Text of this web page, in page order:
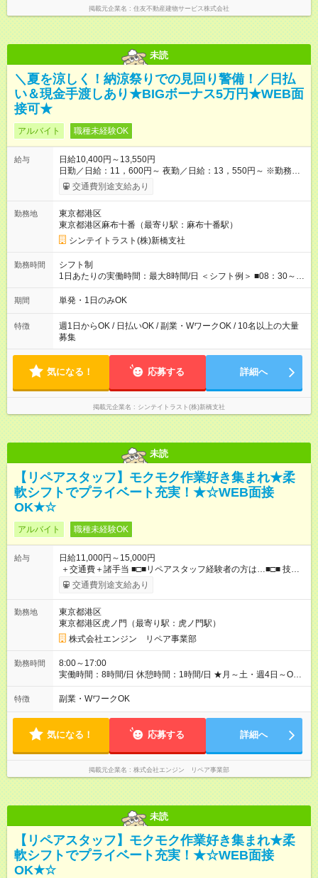
掲載元企業名 住友不動産建物サービス株式会社
未読
＼夏を涼しく！納涼祭りでの見回り警備！／日払
い＆現金手渡しあり★BIGボーナス5万円★WEB面
接可★
アルバイト 職種未経験OK
給与
日給10,400円～13,550円
日勤／日給：11，600円～ 夜勤／日給：13，550円～ ※勤務数
が週2日以下の場合 日勤／日給：10，400円 夜勤／日給：12，
350円 ■交通費別途全額支給 ※規定あり ■支払方法：日払い └日
⇒希望をお聞かせください♪ ■各種資格手当あり ■残業手当あり ■
日給保障あり └早く終わっても”全額”支給！ ----- ≪ 法定研修
≫ 研修時の給与： 日給10，000円×3日間（24時間） ＝研修費
として合計30，000円支給 ＋交通費全額支給 ※規定あり 【試用
期間】試用期間なし
交通費別途支給あり
勤務地
東京都港区
東京都港区麻布十番（最寄り駅：麻布十番駅）
シンテイトラスト(株)新橋支社
勤務時間
シフト制
1日あたりの実働時間：最大8時間/日 ＜シフト例＞ ■08：30～
17：30 ■20：00～翌5：00 など！ 上記時間内で、 実働8時
間・休憩1時間／日
期間 単発・1日のみOK
特徴
週1日からOK / 日払いOK / 副業・WワークOK / 10名以上の大量
募集
気になる！ 応募する 詳細へ
掲載元企業名 シンテイトラスト(株)新橋支社
未読
【リペアスタッフ】モクモク作業好き集まれ★柔
軟シフトでプライベート充実！★☆WEB面接
OK★☆
アルバイト 職種未経験OK
給与
日給11,000円～15,000円
＋交通費＋諸手当 ■□■リペアスタッフ経験者の方は…■□■ 技術
チェック後に日給を決定します！ ・現場数に応じて『日給が1.2
倍』！ ・その他手当により『1.5倍』になることも…！ ・その他
交通費規定支給 ◆残業手当あり ◆子供手当あり ◆宿泊手当あり
(2，000円/1日) ※宿泊を伴う現場の場合 ◆先輩スタッフの給与例
﹋﹋﹋﹋﹋﹋﹋﹋﹋﹋﹋ ・週5日勤務Aさん ＞＞日給11，000円
×20勤務 ＞＞月収22万円＋諸手当 【試用期間】試用期間あり 試
用期間の長さ：6ヶ月 ※ 雇用形態と給与に、本採用時と異なる部
分があります。 雇用形態：本採用時と同じです。 給与：日
円 121勤務目から日給1万1，000円～ となります。
::::: ::::: ::::: ::::: ::::: ::::::
交通費別途支給あり
勤務地
東京都港区
東京都港区虎ノ門（最寄り駅：虎ノ門駅）
株式会社エンジン リペア事業部
勤務時間
8:00～17:00
実働時間：8時間/日 休憩時間：1時間/日 ★月～土・週4日～OK
★週5日入れる方大歓迎！※日時相談OK ★時期により連休取得も
可能！ ＼毎月希望シフト提出で働きやすい！／ 毎月20日までに
OK
特徴 副業・WワークOK
気になる！ 応募する 詳細へ
掲載元企業名 株式会社エンジン リペア事業部
未読
【リペアスタッフ】モクモク作業好き集まれ★柔
軟シフトでプライベート充実！★☆WEB面接
OK★☆